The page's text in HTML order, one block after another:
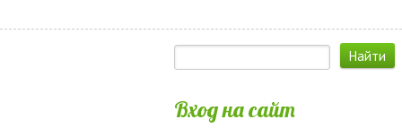
Вход на сайт